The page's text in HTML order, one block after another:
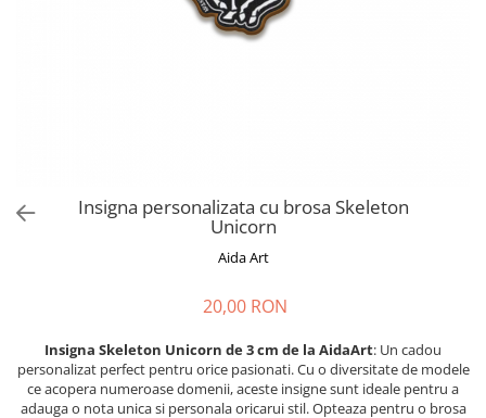
Print personalizat
Semne de Carte
Articole pentru copii
Insigna personalizata cu brosa Skeleton
Unicorn
Aida Art
20,00 RON
Insigna Skeleton Unicorn de 3 cm de la AidaArt: Un cadou
personalizat perfect pentru orice pasionati. Cu o diversitate de modele
ce acopera numeroase domenii, aceste insigne sunt ideale pentru a
adauga o nota unica si personala oricarui stil. Opteaza pentru o brosa